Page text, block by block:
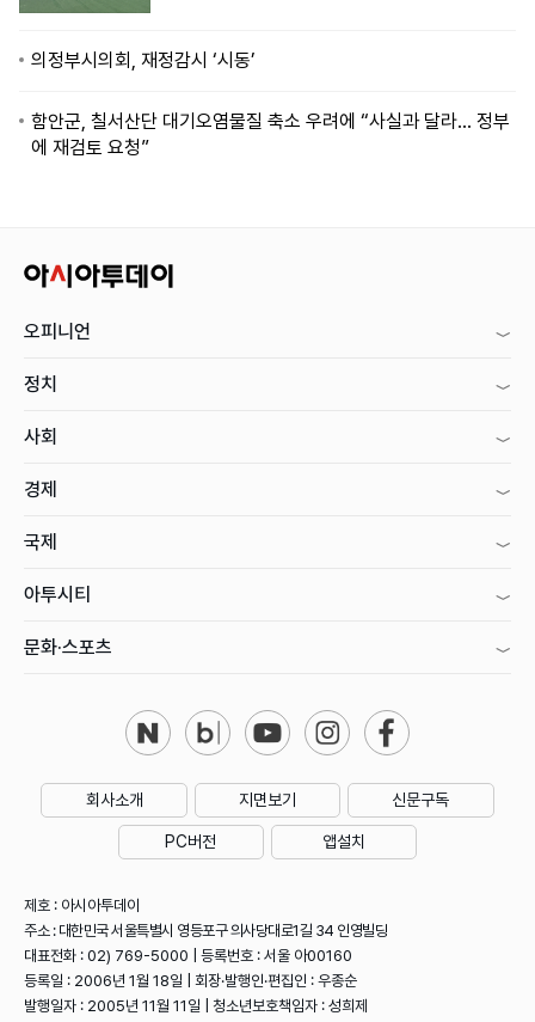
의정부시의회, 재정감시 ‘시동’
함안군, 칠서산단 대기오염물질 축소 우려에 “사실과 달라… 정부
에 재검토 요청”
오피니언
정치
사회
경제
국제
아투시티
문화·스포츠
회사소개 지면보기 신문구독
PC버전 앱설치
제호 : 아시아투데이
주소 : 대한민국 서울특별시 영등포구 의사당대로1길 34 인영빌딩
대표전화 : 02) 769-5000 | 등록번호 : 서울 아00160
등록일 : 2006년 1월 18일 | 회장·발행인·편집인 : 우종순
발행일자 : 2005년 11월 11일 | 청소년보호책임자 : 성희제